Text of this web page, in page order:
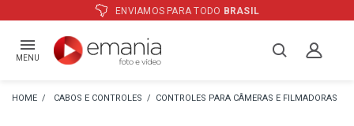
MENU
CABOS E CONTROLES CONTROLES PARA CÂMERAS E FILMADORAS